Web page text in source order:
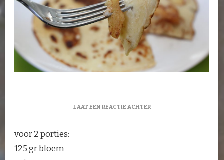
LAAT EEN REACTIE ACHTEROP
voor 2 porties:
125 gr bloem